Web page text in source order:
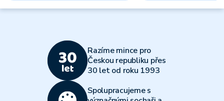
Razíme mince pro
Českou republiku přes
30 let od roku 1993
Spolupracujeme s